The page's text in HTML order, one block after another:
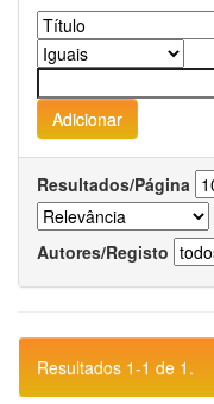
Resultados/Página
Autores/Registo
Resultados 1-1 de 1.